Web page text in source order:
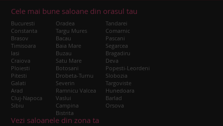
Cele mai bune saloane din orasul tau
Bucuresti
Constanta
Brasov
Timisoara
Iasi
Craiova
Ploiesti
Pitesti
Galati
Arad
Cluj-Napoca
Sibiu
Oradea
Targu Mures
Bacau
Baia Mare
Buzau
Satu Mare
Botosani
Drobeta-Turnu
Severin
Ramnicu Valcea
Vaslui
Campina
Bistrita
Tandarei
Comarnic
Pascani
Segarcea
Bragadiru
Deva
Popesti-Leordeni
Slobozia
Targoviste
Hunedoara
Barlad
Orsova
Vezi saloanele din zona ta